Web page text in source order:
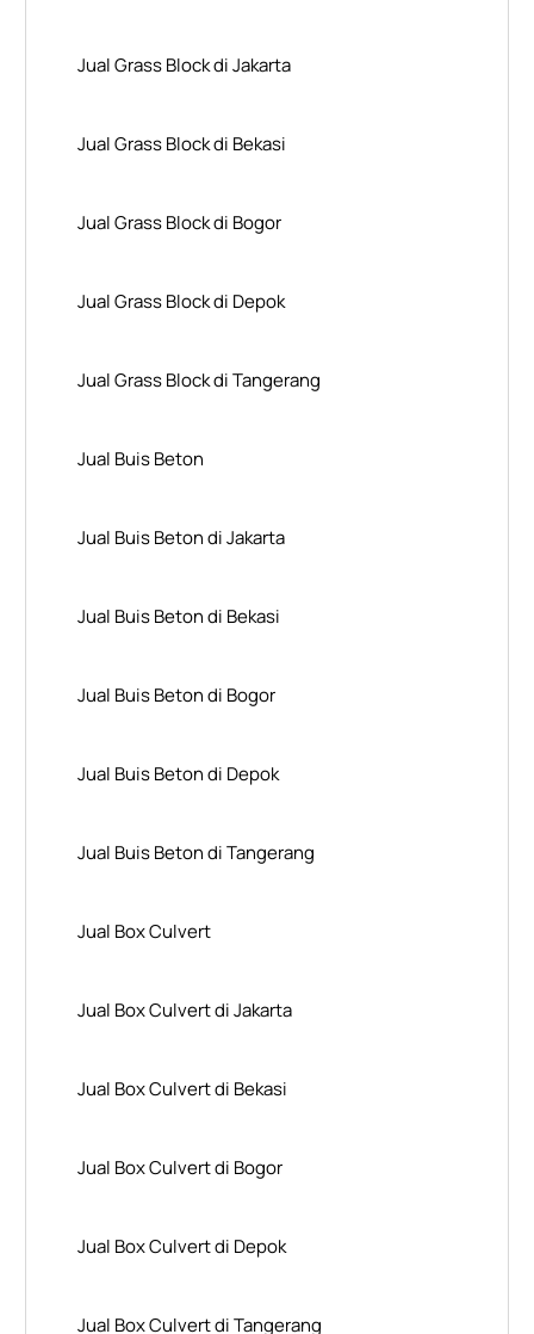
Jual Grass Block di Jakarta
Jual Grass Block di Bekasi
Jual Grass Block di Bogor
Jual Grass Block di Depok
Jual Grass Block di Tangerang
Jual Buis Beton
Jual Buis Beton di Jakarta
Jual Buis Beton di Bekasi
Jual Buis Beton di Bogor
Jual Buis Beton di Depok
Jual Buis Beton di Tangerang
Jual Box Culvert
Jual Box Culvert di Jakarta
Jual Box Culvert di Bekasi
Jual Box Culvert di Bogor
Jual Box Culvert di Depok
Jual Box Culvert di Tangerang